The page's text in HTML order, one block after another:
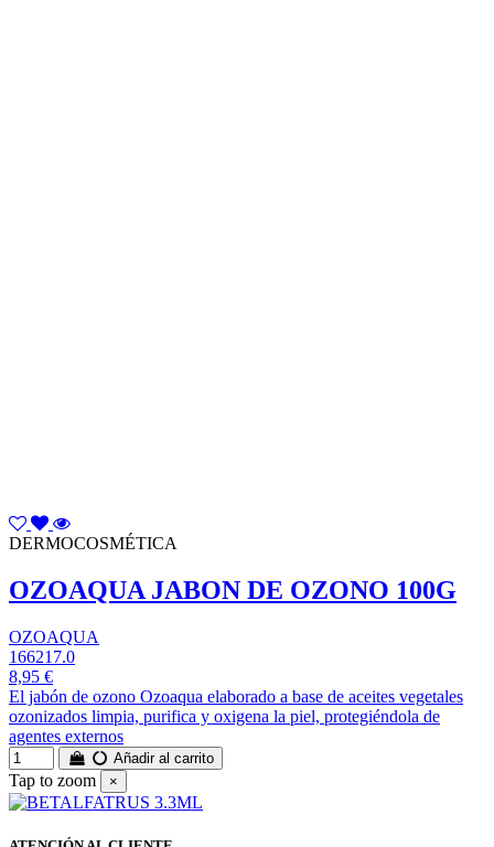
DERMOCOSMÉTICA
OZOAQUA JABON DE OZONO 100G
OZOAQUA
166217.0
8,95 €
El jabón de ozono Ozoaqua elaborado a base de aceites vegetales
ozonizados limpia, purifica y oxigena la piel, protegiéndola de
agentes externos
Añadir al carrito
Tap to zoom ×